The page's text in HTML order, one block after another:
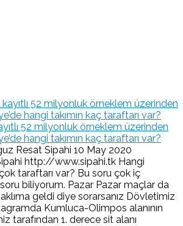
52 milyonluk örneklem üzerinden
hangi takımın kaç taraftarı var?
Resat Sipahi 10 May 2020
http://www.sipahi.tk Hangi
taraftarı var? Bu soru çok iç
soru biliyorum. Pazar Pazar maçlar da
geldi diye sorarsanız Dövletimiz
Kumluca-Olimpos alanının
tarafından 1. derece sit alanı